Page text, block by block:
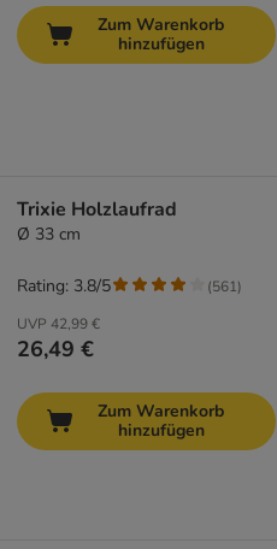
Zum Warenkorb
hinzufügen
Trixie Holzlaufrad
Ø 33 cm
UVP 42,99 €
26,49 €
Rating: 3.8/5 (561)
Zum Warenkorb
hinzufügen